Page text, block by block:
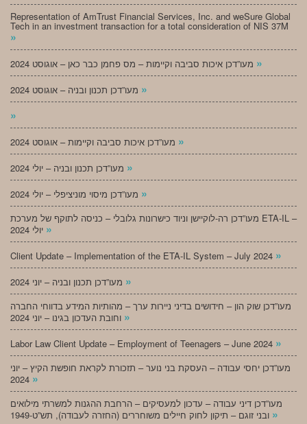
Representation of AmTrust Financial Services, Inc. and weSure Global
Tech in an investment transaction for a total consideration of NIS 37M
»
»
»
»
»
»
»
מעו”דכן רה-לוקיישן וניוד כישרונות גלובלי – כניסה לתוקף של מערכת ETA-IL –
»
Client Update – Implementation of the ETA-IL System – July 2024 »
»
מעו”דכן שוק הון – חידושים בדיני ניירות ערך – מהותיות המידע בדווחי החברה
»
Labor Law Client Update – Employment of Teenagers – June 2024 »
מעו”דכן יחסי עבודה – העסקת בני נוער – תזכורת לקראת חופשת הקיץ – יוני
»
מעו”דכן דיני עבודה – עדכון למעסיקים – הרחבת ההגנות למשרתי מילואים
»